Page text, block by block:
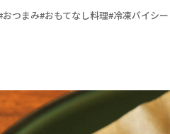
おつまみ おもてなし料理 冷凍パイシー